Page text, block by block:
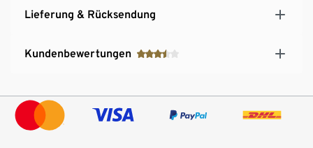
Lieferung & Rücksendung
Kundenbewertungen